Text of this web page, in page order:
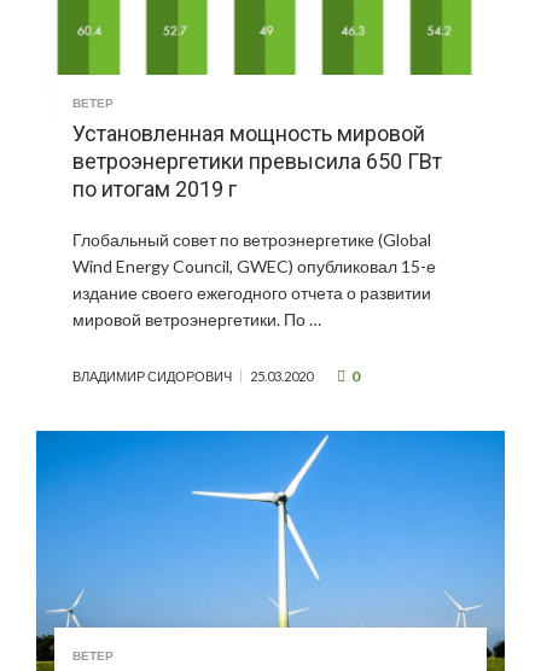
ВЕТЕР
Установленная мощность мировой
ветроэнергетики превысила 650 ГВт
по итогам 2019 г
Глобальный совет по ветроэнергетике (Global
Wind Energy Council, GWEC) опубликовал 15-е
издание своего ежегодного отчета о развитии
мировой ветроэнергетики. По …
ВЛАДИМИР СИДОРОВИЧ 25.03.2020 0
ВЕТЕР